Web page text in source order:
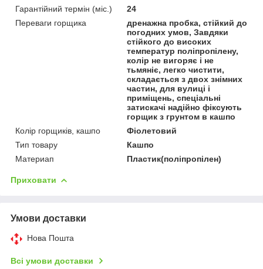
Гарантійний термін (міс.)
24
Переваги горщика
дренажна пробка, стійкий до
погодних умов, Завдяки
стійкого до високих
температур поліпропілену,
колір не вигоряє і не
тьмяніє, легко чистити,
складається з двох знімних
частин, для вулиці і
приміщень, спеціальні
затискачі надійно фіксують
горщик з грунтом в кашпо
Колір горщиків, кашпо
Фіолетовий
Тип товару
Кашпо
Материап
Пластик(поліпропілен)
Приховати
Умови доставки
Нова Пошта
Всі умови доставки